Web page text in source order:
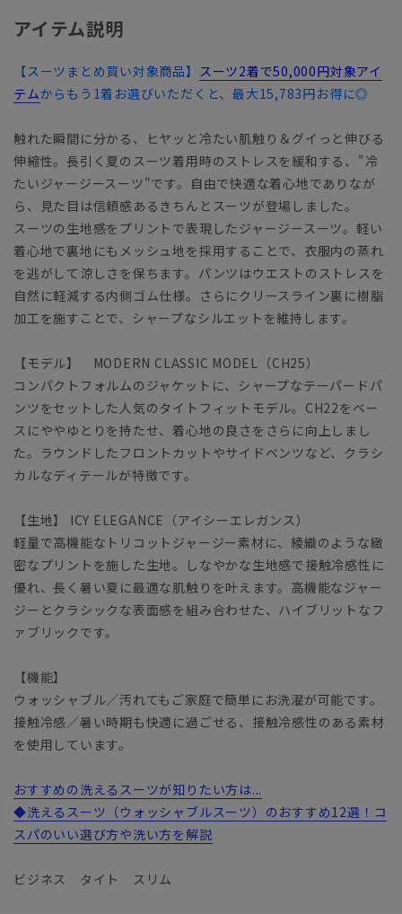
アイテム説明
【スーツまとめ買い対象商品】 スーツ2着で50,000円対象アイ
テムからもう1着お選びいただくと、最大15,783円お得に◎
触れた瞬間に分かる、ヒヤッと冷たい肌触り＆グイっと伸びる
伸縮性。長引く夏のスーツ着用時のストレスを緩和する、"冷
たいジャージースーツ"です。自由で快適な着心地でありなが
ら、見た目は信頼感あるきちんとスーツが登場しました。
スーツの生地感をプリントで表現したジャージースーツ。軽い
着心地で裏地にもメッシュ地を採用することで、衣服内の蒸れ
を逃がして涼しさを保ちます。パンツはウエストのストレスを
自然に軽減する内側ゴム仕様。さらにクリースライン裏に樹脂
加工を施すことで、シャープなシルエットを維持します。
【モデル】 MODERN CLASSIC MODEL（CH25）
コンパクトフォルムのジャケットに、シャープなテーパードパ
ンツをセットした人気のタイトフィットモデル。CH22をベー
スにややゆとりを持たせ、着心地の良さをさらに向上しまし
た。ラウンドしたフロントカットやサイドベンツなど、クラシ
カルなディテールが特徴です。
【生地】 ICY ELEGANCE（アイシーエレガンス）
軽量で高機能なトリコットジャージー素材に、綾織のような緻
密なプリントを施した生地。しなやかな生地感で接触冷感性に
優れ、長く暑い夏に最適な肌触りを叶えます。高機能なジャー
ジーとクラシックな表面感を組み合わせた、ハイブリットなフ
ァブリックです。
【機能】
ウォッシャブル／汚れてもご家庭で簡単にお洗濯が可能です。
接触冷感／暑い時期も快適に過ごせる、接触冷感性のある素材
を使用しています。
おすすめの洗えるスーツが知りたい方は...
◆洗えるスーツ（ウォッシャブルスーツ）のおすすめ12選！コ
スパのいい選び方や洗い方を解説
ビジネス タイト スリム